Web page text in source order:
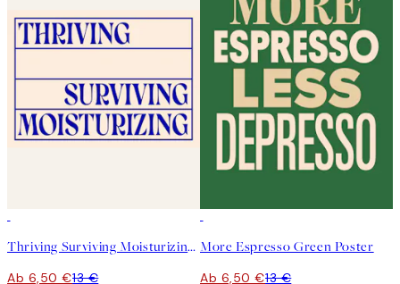
Thriving Surviving Moisturizing Poster
Ab 6,50 €13 €
More Espresso Green Poster
Ab 6,50 €13 €